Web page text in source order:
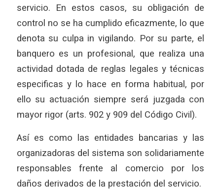
servicio. En estos casos, su obligación de
control no se ha cumplido eficazmente, lo que
denota su culpa in vigilando. Por su parte, el
banquero es un profesional, que realiza una
actividad dotada de reglas legales y técnicas
especificas y lo hace en forma habitual, por
ello su actuación siempre será juzgada con
mayor rigor (arts. 902 y 909 del Código Civil).
Así es como las entidades bancarias y las
organizadoras del sistema son solidariamente
responsables frente al comercio por los
daños derivados de la prestación del servicio.